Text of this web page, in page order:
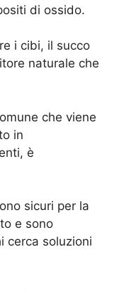
di ossido.
i cibi, il succo
naturale che
che viene
in
è
sicuri per la
e sono
cerca soluzioni